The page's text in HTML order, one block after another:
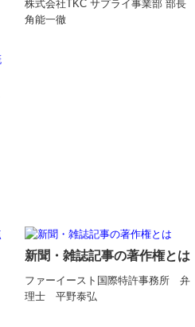
株式会社TKC サプライ事業部 部
角能一徹
新聞・雑誌記事の著作権とは
ファーイースト国際特許事務所 弁
理士 平野泰弘